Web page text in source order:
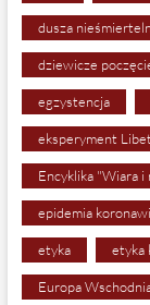
dusza
dziewicze
egzystencja
eksperyment
Encyklika "Wiara i
epidemia
etyka etyka
Europa